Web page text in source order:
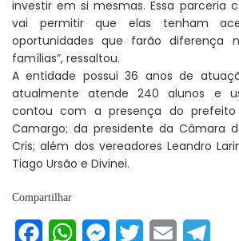
investir em si mesmas. Essa parceria
vai permitir que elas tenham
oportunidades que farão diferença
famílias”, ressaltou.
A entidade possui 36 anos de
atualmente atende 240 alunos e
contou com a presença do prefeito
Camargo; da presidente da Câmara
Cris; além dos vereadores Leandro
Tiago Ursão e Divinei.
Compartilhar
FacebookWhatsAppMessenger
Twitter Email